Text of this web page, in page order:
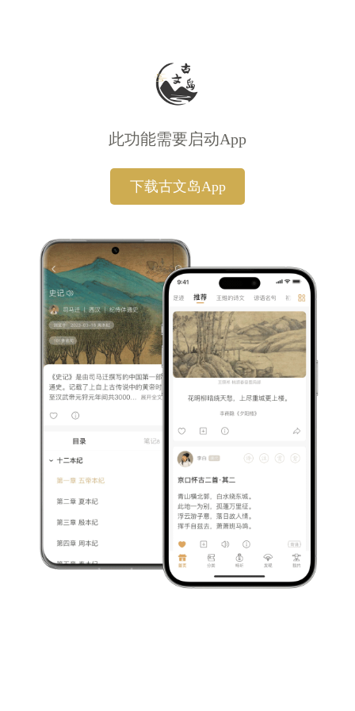
此功能需要启动App
下载古文岛App